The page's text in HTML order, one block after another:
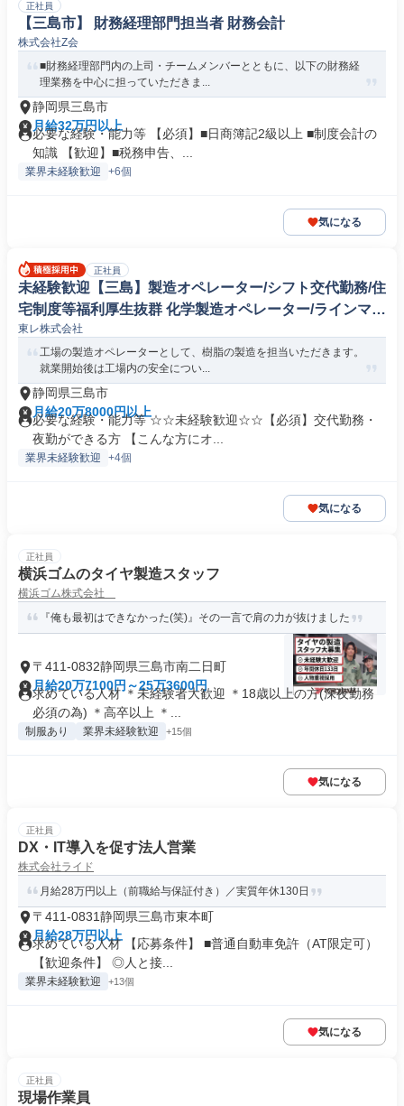
正社員
【三島市】 財務経理部門担当者 財務会計
株式会社Z会
■財務経理部門内の上司・チームメンバーとともに、以下の財務経
理業務を中心に担っていただきま...
静岡県三島市
月給32万円以上
必要な経験・能力等 【必須】■日商簿記2級以上 ■制度会計の
知識 【歓迎】■税務申告、...
業界未経験歓迎 +6個
気になる
正社員
未経験歓迎【三島】製造オペレーター/シフト交代勤務/住
宅制度等福利厚生抜群 化学製造オペレーター/ラインマネ
ージャー
東レ株式会社
工場の製造オペレーターとして、樹脂の製造を担当いただきます。
就業開始後は工場内の安全につい...
静岡県三島市
月給20万8000円以上
必要な経験・能力等 ☆☆未経験歓迎☆☆【必須】交代勤務・
夜勤ができる方 【こんな方にオ...
業界未経験歓迎 +4個
気になる
正社員
横浜ゴムのタイヤ製造スタッフ
横浜ゴム株式会社
『俺も最初はできなかった(笑)』その一言で肩の力が抜けました
〒411-0832静岡県三島市南二日町
月給20万7100円～25万3600円
求めている人材 ＊未経験者大歓迎 ＊18歳以上の方(深夜勤務
必須の為) ＊高卒以上 ＊...
制服あり 業界未経験歓迎 +15個
気になる
正社員
DX・IT導入を促す法人営業
株式会社ライド
月給28万円以上（前職給与保証付き）／実質年休130日
〒411-0831静岡県三島市東本町
月給28万円以上
求めている人材 【応募条件】 ■普通自動車免許（AT限定可）
【歓迎条件】 ◎人と接...
業界未経験歓迎 +13個
気になる
正社員
現場作業員